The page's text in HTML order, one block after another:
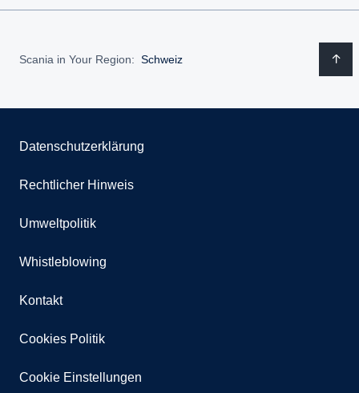
Scania in Your Region: Schweiz
Datenschutzerklärung
Rechtlicher Hinweis
Umweltpolitik
Whistleblowing
Kontakt
Cookies Politik
Cookie Einstellungen